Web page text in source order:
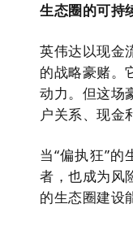
生态圈的可持
英伟达以现金
的战略豪赌。
动力。但这场
户关系、现金
当“偏执狂”
者，也成为风
的生态圈建设